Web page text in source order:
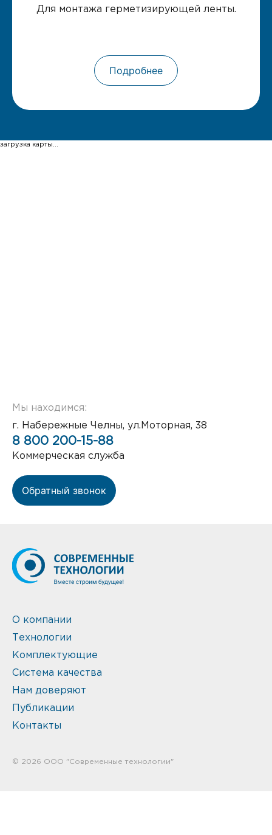
Для монтажа герметизирующей ленты.
Подробнее
загрузка карты...
Мы находимся:
г. Набережные Челны, ул.Моторная, 38
8 800 200-15-88
Коммерческая служба
Обратный звонок
О компании
Технологии
Комплектующие
Система качества
Нам доверяют
Публикации
Контакты
© 2026 ООО "Современные технологии"